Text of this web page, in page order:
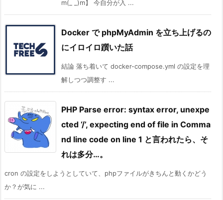
m(_ _)m】 今自分が入 ...
Docker で phpMyAdmin を立ち上げるの
にイロイロ躓いた話
結論 落ち着いて docker-compose.yml の設定を理
解しつつ調整す ...
PHP Parse error: syntax error, unexpe
cted ‘/’, expecting end of file in Comma
nd line code on line 1 と言われたら、そ
れは多分…。
cron の設定をしようとしていて、phpファイルがきちんと動くかどう
か？が気に ...